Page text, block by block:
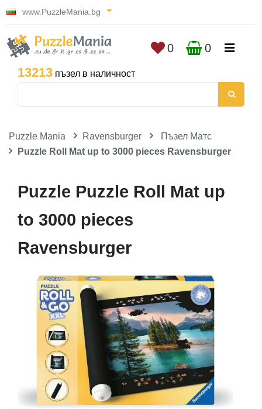
www.PuzzleMania.bg
13213 пъзел в наличност
0 0
Puzzle Mania Ravensburger
Пъзел Матс
Puzzle Roll Mat up to 3000 pieces Ravensburger
Puzzle Puzzle Roll Mat up
to 3000 pieces
Ravensburger